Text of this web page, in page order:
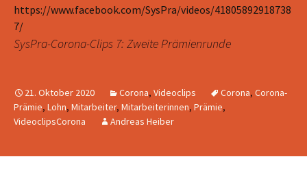
https://www.facebook.com/SysPra/videos/41805892918738
7/
SysPra-Corona-Clips 7: Zweite Prämienrunde
21. Oktober 2020 Corona, Videoclips Corona, Corona-
Prämie, Lohn, Mitarbeiter, Mitarbeiterinnen, Prämie,
VideoclipsCorona
Andreas Heiber